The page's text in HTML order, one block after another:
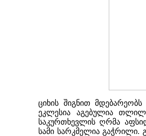
ციხის შიგნით
ეკლესია აგებულია
საკურთხევლის ღრმა
სამი სარკმელია გაჭრილი.